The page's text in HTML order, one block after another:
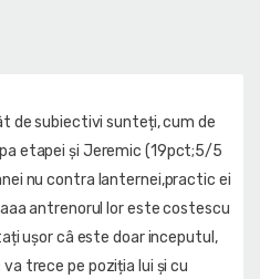
de subiectivi sunteți, cum de
etapei şi Jeremic (19pct;5/5
nu contra lanternei,practic ei
antrenorul lor este costescu
uşor câ este doar inceputul,
trece pe poziția lui şi cu